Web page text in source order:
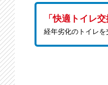
「快適トイレ
経年劣化のトイレを